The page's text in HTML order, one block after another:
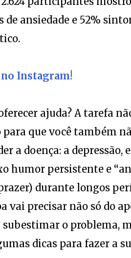
ansiedade e 52%
Instagram!
ajuda? A tarefa
que você também
a doença: a depressão,
humor persistente e
durante longos
vai precisar não só do
o problema,
dicas para fazer a